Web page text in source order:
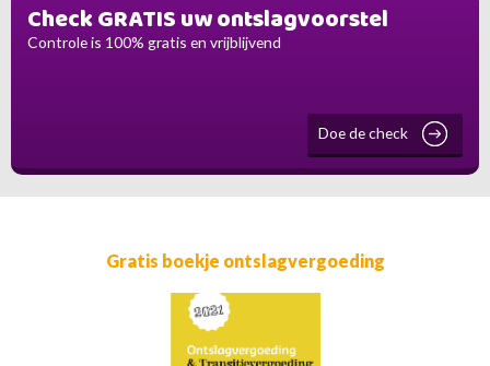
Check GRATIS uw ontslagvoorstel
Controle is 100% gratis en vrijblijvend
Doe de check
Gratis boekje ontslagvergoeding